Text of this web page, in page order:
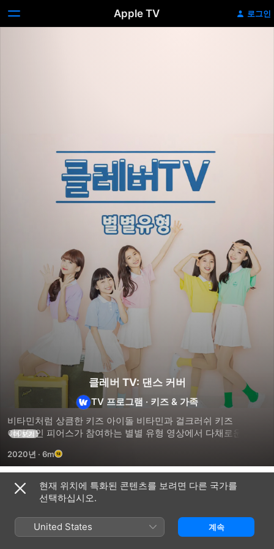
Apple TV 로그인
클레버 TV: 댄스 커버
TV 프로그램 · 키즈 & 가족
비타민처럼 상큼한 키즈 아이돌 비타민과 걸크러쉬 키즈
아이돌인 피어스가 참여하는 별별 유형 영상에서 다채로운
더 보기
2020년 · 6m
시즌 1
현재 위치에 특화된 콘텐츠를 보려면 다른 국가를
선택하십시오.
United States 계속